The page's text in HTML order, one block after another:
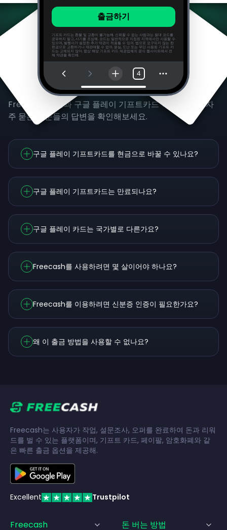
출금하기
기프트 카드는 환불 및 교환이 불가능해. 신뢰할 수 없는 사람과는 절대 코드를
공유하지 말고, 사기를 조심해. 코드는 일반적으로 지정된 지역에서만 사용할 수
있으며, 발행사가 설정한 추가 약관이 적용될 수 있어. 법으로 요구되지 않는 한
현금으로 교환하거나 재판매할 수 없어. 분실, 도난 또는 무단 사용된 기프트 카
드는 교체되지 않아. 항상 해당 기프트 카드 제공업체의 공식 웹사이트에서 전
체 약관을 확인해.
4
자주 묻는 질문
Freecash 사용과 구글 플레이 기프트카드 적립에 대해 자
주 묻는 질문들의 답변을 확인해보세요.
구글 플레이 기프트카드를 현금으로 바꿀 수 있나요?
구글 플레이 기프트카드는 만료되나요?
구글 플레이 카드는 국가별로 다른가요?
Freecash를 사용하려면 몇 살이어야 하나요?
Freecash를 이용하려면 신분증 인증이 필요한가요?
왜 이 출금 방법을 사용할 수 없나요?
Freecash는 사용자가 작업, 설문조사, 오퍼를 완료하여 돈과 리워
드를 벌 수 있는 플랫폼이며, 기프트 카드, 페이팔, 암호화폐와 같
은 빠른 출금 옵션을 제공해.
Excellent Trustpilot
Freecash 돈 버는 방법